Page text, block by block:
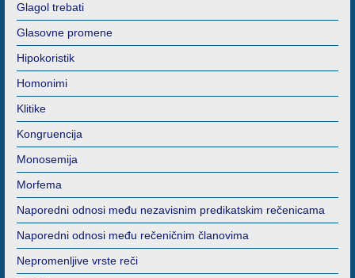
Glagol trebati
Glasovne promene
Hipokoristik
Homonimi
Klitike
Kongruencija
Monosemija
Morfema
Naporedni odnosi među nezavisnim predikatskim rečenicama
Naporedni odnosi među rečeničnim članovima
Nepromenljive vrste reči